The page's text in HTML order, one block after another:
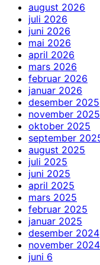
august 2026
juli 2026
juni 2026
mai 2026
april 2026
mars 2026
februar 2026
januar 2026
desember 2025
november 2025
oktober 2025
september
august 2025
juli 2025
juni 2025
april 2025
mars 2025
februar 2025
januar 2025
desember 2024
november 2024
juni 6